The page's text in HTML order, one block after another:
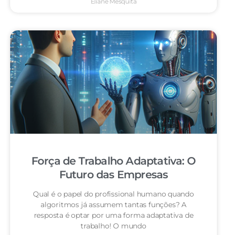
Força de Trabalho Adaptativa: O
Futuro das Empresas
Qual é o papel do profissional humano quando
algoritmos já assumem tantas funções? A
resposta é optar por uma forma adaptativa de
trabalho! O mundo